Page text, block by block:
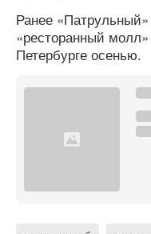
Ранее «Патрульный»
«ресторанный
Петербурге осенью.